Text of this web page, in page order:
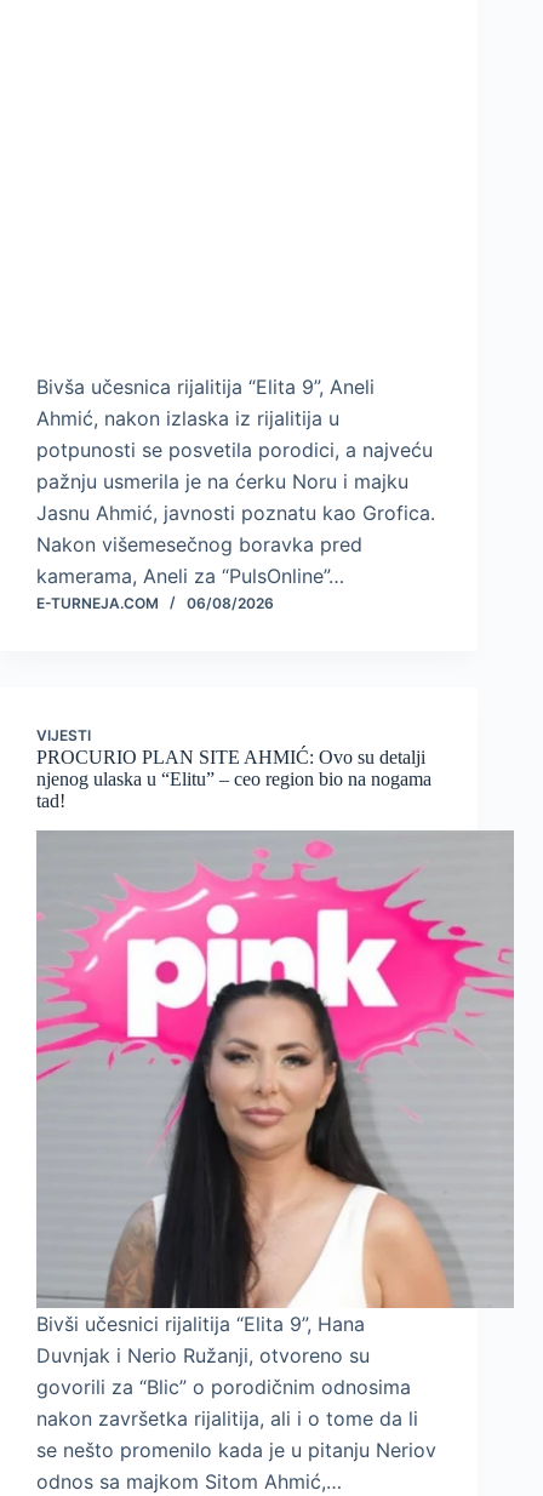
Bivša učesnica rijalitija “Elita 9”, Aneli
Ahmić, nakon izlaska iz rijalitija u
potpunosti se posvetila porodici, a najveću
pažnju usmerila je na ćerku Noru i majku
Jasnu Ahmić, javnosti poznatu kao Grofica.
Nakon višemesečnog boravka pred
kamerama, Aneli za “PulsOnline”…
E-TURNEJA.COM 06/08/2026
VIJESTI
PROCURIO PLAN SITE AHMIĆ: Ovo su detalji
njenog ulaska u “Elitu” – ceo region bio na nogama
tad!
Bivši učesnici rijalitija “Elita 9”, Hana
Duvnjak i Nerio Ružanji, otvoreno su
govorili za “Blic” o porodičnim odnosima
nakon završetka rijalitija, ali i o tome da li
se nešto promenilo kada je u pitanju Neriov
odnos sa majkom Sitom Ahmić,…